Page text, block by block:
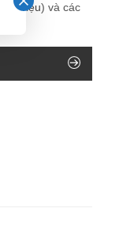
giới thiệu) và các